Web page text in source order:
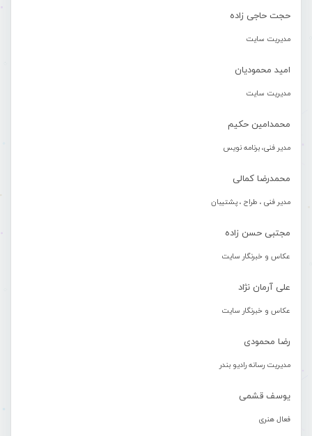
حجت حاجی زاده
مدیریت سایت
امید محمودیان
مدیریت سایت
محمدامین حکیم
مدیر فنی، برنامه نویس
محمدرضا کمالی
مدیر فنی ، طراح ، پشتیبان
مجتبی حسن زاده
عکاس و خبرنگار سایت
علی آرمان نژاد
عکاس و خبرنگار سایت
رضا محمودی
مدیریت رسانه رادیو بندر
یوسف قشمی
فعال هنری